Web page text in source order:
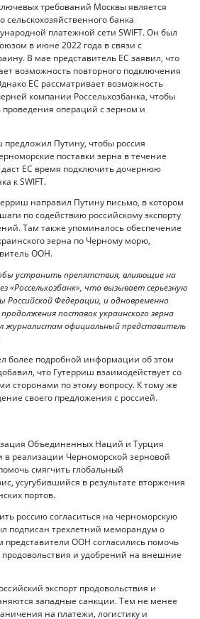
требований Москвы является
сельскохозяйственного банка
платежной сети SWIFT. Он был
в июне 2022 года в связи с
В мае представитель ЕС заявил, что
возможность повторного подключения
ЕС рассматривает возможность
компании Россельхозбанка, чтобы
операций с зерном и
Путину, чтобы россия
поставки зерна в течение
даст ЕС время подключить дочернюю
к SWIFT.
направил Путину письмо, в котором
по содействию российскому экспорту
Там также упоминалось обеспечение
зерна по Черному морю,
ООН.
устранить препятствия, влияющие на
«Россельхозбанк», что вызывает серьезную
Российской Федерации, и одновременно
поставок украинского зерна
журналистам официальный представитель
более подробной информации об этом
что Гутерриш взаимодействует со
сторонами по этому вопросу. К тому же
своего предложения с россией.
Объединенных Наций и Турция
в реализации Черноморской зерновой
смягчить глобальный
усугубившийся в результате вторжения
портов.
россию согласиться на черноморскую
подписан трехлетний меморандум о
ООН согласились помочь
продовольствия и удобрений на внешние
экспорт продовольствия и
западные санкции. Тем не менее
на платежи, логистику и